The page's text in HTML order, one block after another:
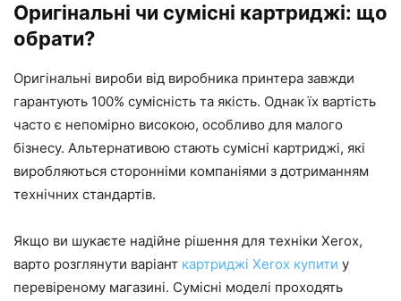
Оригінальні чи сумісні картриджі: що
обрати?
Оригінальні вироби від виробника принтера завжди
гарантують 100% сумісність та якість. Однак їх вартість
часто є непомірно високою, особливо для малого
бізнесу. Альтернативою стають сумісні картриджі, які
виробляються сторонніми компаніями з дотриманням
технічних стандартів.
Якщо ви шукаєте надійне рішення для техніки Xerox,
варто розглянути варіант картриджі Xerox купити у
перевіреному магазині. Сумісні моделі проходять